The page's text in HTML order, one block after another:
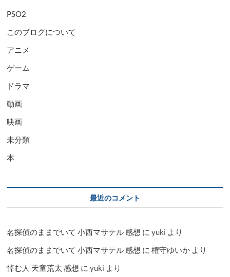
PSO2
このブログについて
アニメ
ゲーム
ドラマ
動画
映画
未分類
本
最近のコメント
名探偵のままでいて 小西マサテル 感想 にyuki より
名探偵のままでいて 小西マサテル 感想 に権守ゆいか より
悼む人 天童荒太 感想 にyuki より